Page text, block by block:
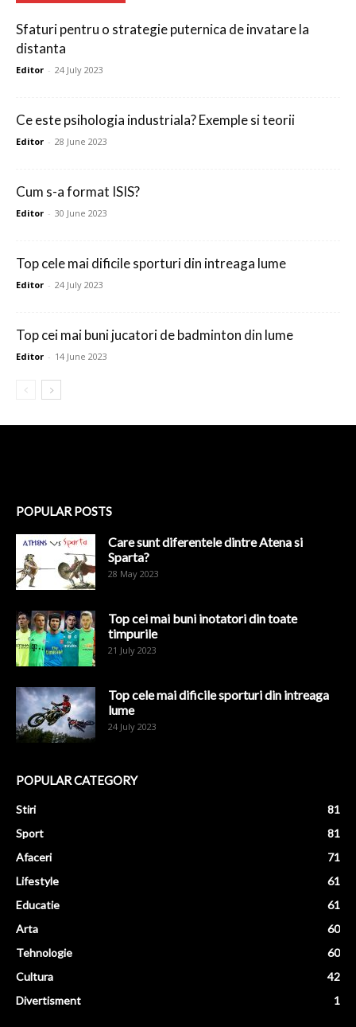
Sfaturi pentru o strategie puternica de invatare la
distanta
Editor - 24 July 2023
Ce este psihologia industriala? Exemple si teorii
Editor - 28 June 2023
Cum s-a format ISIS?
Editor - 30 June 2023
Top cele mai dificile sporturi din intreaga lume
Editor - 24 July 2023
Top cei mai buni jucatori de badminton din lume
Editor - 14 June 2023
POPULAR POSTS
Care sunt diferentele dintre Atena si
Sparta?
28 May 2023
Top cei mai buni inotatori din toate
timpurile
21 July 2023
Top cele mai dificile sporturi din intreaga
lume
24 July 2023
POPULAR CATEGORY
Stiri
81
Sport
81
Afaceri
71
Lifestyle
61
Educatie
61
Arta
60
Tehnologie
60
Cultura
42
Divertisment
1